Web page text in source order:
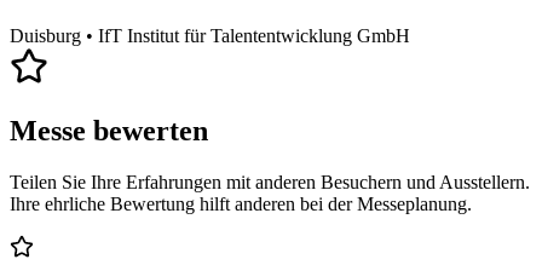
Duisburg • IfT Institut für Talententwicklung GmbH
Messe bewerten
Teilen Sie Ihre Erfahrungen mit anderen Besuchern und Ausstellern.
Ihre ehrliche Bewertung hilft anderen bei der Messeplanung.